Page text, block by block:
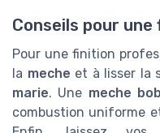
Conseils pour
Pour une finition
la meche et à lisser la
marie. Une meche
combustion uniforme